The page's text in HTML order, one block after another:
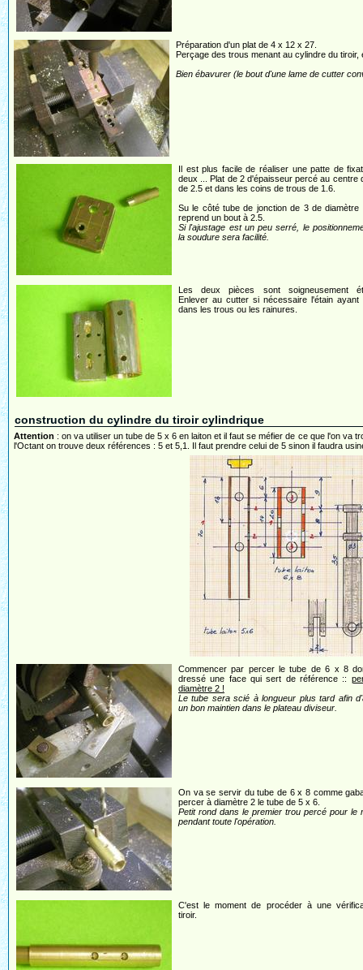
Préparation d'un plat de 4 x 12 x 27.
Perçage des trous menant au cylindre du
Bien ébavurer (le bout d'une lame de cutter
Il est plus facile de réaliser une patte de
deux ... Plat de 2 d'épaisseur percé au centre
de 2.5 et dans les coins de trous de 1.6.
Su le côté tube de jonction de 3 de diamètre
reprend un bout à 2.5.
Si l'ajustage est un peu serré, le
la soudure sera facilité.
Les deux pièces sont soigneusement
Enlever au cutter si nécessaire l'étain ayant
dans les trous ou les rainures.
construction du cylindre du tiroir cylindrique
Attention : on va utiliser un tube de 5 x 6 en laiton et il faut se méfier de ce que l'on va
l'Octant on trouve deux références : 5 et 5,1. Il faut prendre celui de 5 sinon il faudra
Commencer par percer le tube de 6 x 8
dressé une face qui sert de référence ::
diamètre 2 !
Le tube sera scié à longueur plus tard afin
un bon maintien dans le plateau diviseur.
On va se servir du tube de 6 x 8 comme
percer à diamètre 2 le tube de 5 x 6.
Petit rond dans le premier trou percé pour le
pendant toute l'opération.
C'est le moment de procéder à une
tiroir.